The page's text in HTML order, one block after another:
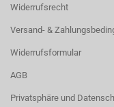
Widerrufsrecht
Versand- &
Widerrufsformular
AGB
Privatsphäre und